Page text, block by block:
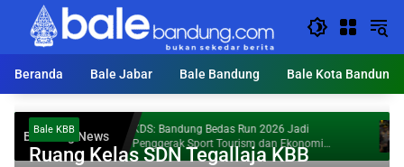
Langsung
konten
Beranda
Bale Jabar Bale Bandung Bale Kota Bandung
Breaking NewsKDS: Bandung Bedas Run 2026 Jadi
Penggerak Sport Tourism dan Ekonomi
Kabupaten Bandung
Bale KBB
Ruang Kelas SDN Tegallaja KBB